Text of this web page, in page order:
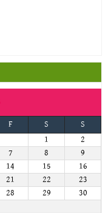
F S
S
1
2
7 8
9
14 15
16
21 22
23
28 29
30